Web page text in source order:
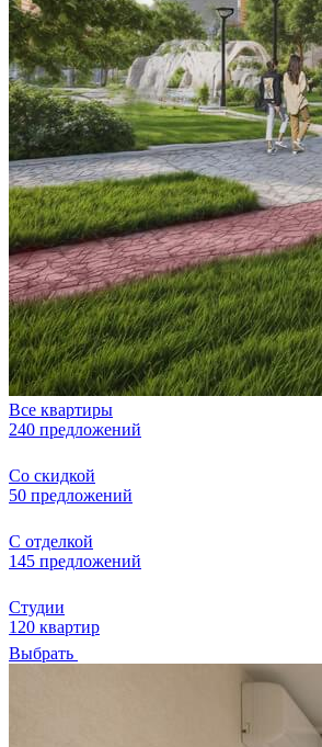
Все квартиры
240 предложений
Со скидкой
50 предложений
С отделкой
145 предложений
Студии
120 квартир
Выбрать